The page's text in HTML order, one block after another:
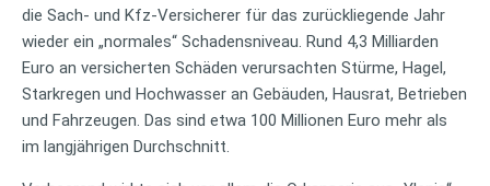
die Sach- und Kfz-Versicherer für das zurückliegende Jahr
wieder ein „normales“ Schadensniveau. Rund 4,3 Milliarden
Euro an versicherten Schäden verursachten Stürme, Hagel,
Starkregen und Hochwasser an Gebäuden, Hausrat, Betrieben
und Fahrzeugen. Das sind etwa 100 Millionen Euro mehr als
im langjährigen Durchschnitt.